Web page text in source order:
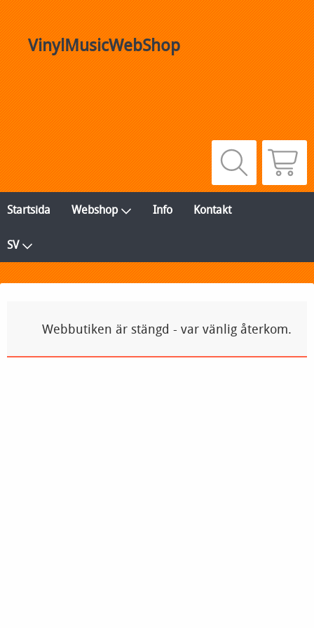
VinylMusicWebShop
Startsida Webshop Info Kontakt
SV
Webbutiken är stängd - var vänlig återkom.